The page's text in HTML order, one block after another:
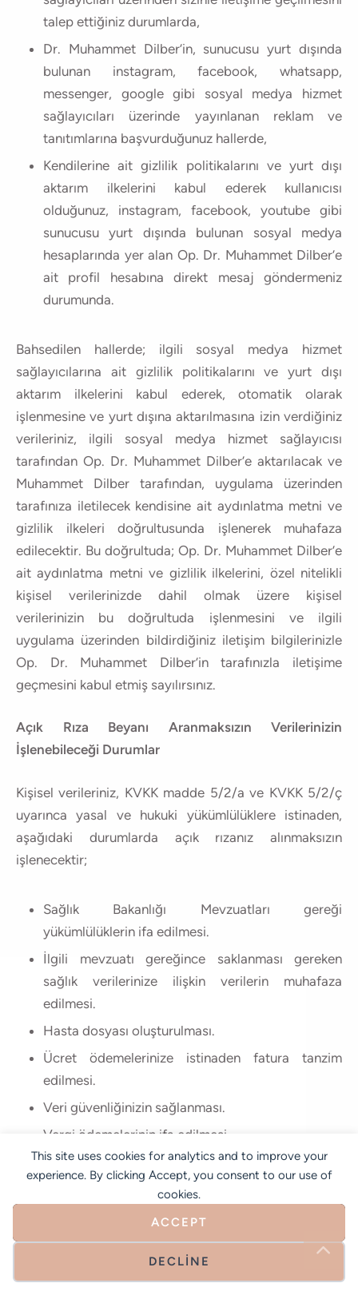
talep ettiğiniz durumlarda,
Dr. Muhammet Dilber’in, sunucusu yurt dışında
bulunan instagram, facebook, whatsapp,
messenger, google gibi sosyal medya hizmet
sağlayıcıları üzerinde yayınlanan reklam ve
tanıtımlarına başvurduğunuz hallerde,
Kendilerine ait gizlilik politikalarını ve yurt dışı
aktarım ilkelerini kabul ederek kullanıcısı
olduğunuz, instagram, facebook, youtube gibi
sunucusu yurt dışında bulunan sosyal medya
hesaplarında yer alan Op. Dr. Muhammet Dilber’e
ait profil hesabına direkt mesaj göndermeniz
durumunda.
Bahsedilen hallerde; ilgili sosyal medya hizmet
sağlayıcılarına ait gizlilik politikalarını ve yurt dışı
aktarım ilkelerini kabul ederek, otomatik olarak
işlenmesine ve yurt dışına aktarılmasına izin verdiğiniz
verileriniz, ilgili sosyal medya hizmet sağlayıcısı
tarafından Op. Dr. Muhammet Dilber’e aktarılacak ve
Muhammet Dilber tarafından, uygulama üzerinden
tarafınıza iletilecek kendisine ait aydınlatma metni ve
gizlilik ilkeleri doğrultusunda işlenerek muhafaza
edilecektir. Bu doğrultuda; Op. Dr. Muhammet Dilber’e
ait aydınlatma metni ve gizlilik ilkelerini, özel nitelikli
kişisel verilerinizde dahil olmak üzere kişisel
verilerinizin bu doğrultuda işlenmesini ve ilgili
uygulama üzerinden bildirdiğiniz iletişim bilgilerinizle
Op. Dr. Muhammet Dilber’in tarafınızla iletişime
geçmesini kabul etmiş sayılırsınız.
Açık Rıza Beyanı Aranmaksızın Verilerinizin
İşlenebileceği Durumlar
Kişisel verileriniz, KVKK madde 5/2/a ve KVKK 5/2/ç
uyarınca yasal ve hukuki yükümlülüklere istinaden,
aşağıdaki durumlarda açık rızanız alınmaksızın
işlenecektir;
Sağlık Bakanlığı Mevzuatları gereği
yükümlülüklerin ifa edilmesi.
İlgili mevzuatı gereğince saklanması gereken
sağlık verilerinize ilişkin verilerin muhafaza
edilmesi.
Hasta dosyası oluşturulması.
Ücret ödemelerinize istinaden fatura tanzim
edilmesi.
Veri güvenliğinizin sağlanması.
Vergi ödemelerinin ifa edilmesi.
İdari Kurum ve Kuruluşlar nezdinde idari
yükümlülüklerin ifa edilmesi.
Kişisel verileriniz KVKK madde 5/2/c uyarınca; Tıbbi
This site uses cookies for analytics and to improve your
experience. By clicking Accept, you consent to our use of
cookies.
ACCEPT
DECLINE